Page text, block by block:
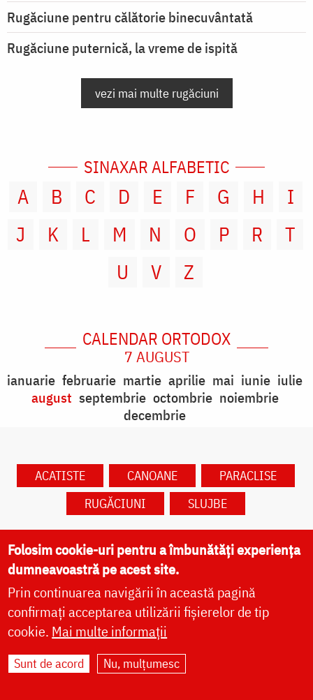
Rugăciune pentru călătorie binecuvântată
Rugăciune puternică, la vreme de ispită
vezi mai multe rugăciuni
SINAXAR ALFABETIC
A B C D E F G H
I
J
K L M N O P R
T
U
V Z
CALENDAR ORTODOX
7 AUGUST
ianuarie februarie martie aprilie mai iunie iulie
august septembrie octombrie noiembrie
decembrie
ACATISTE CANOANE
PARACLISE
RUGĂCIUNI
SLUJBE
Caută în calendar după dată
Folosim cookie-uri pentru a îmbunătăți experiența
dumneavoastră pe acest site.
Prin continuarea navigării în această pagină
confirmați acceptarea utilizării fișierelor de tip
cookie. Mai multe informații
Sunt de acord Nu, mulțumesc